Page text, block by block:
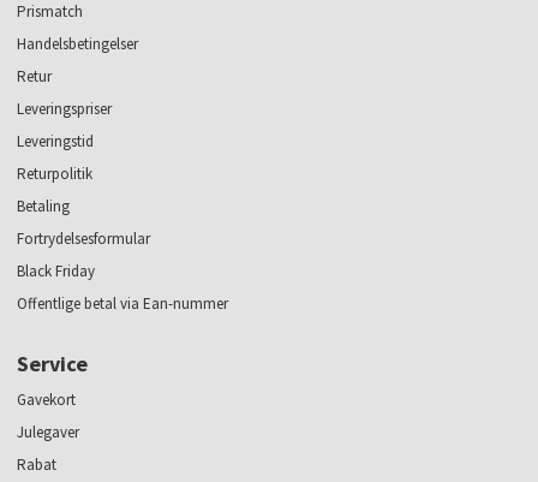
Prismatch
Handelsbetingelser
Retur
Leveringspriser
Leveringstid
Returpolitik
Betaling
Fortrydelsesformular
Black Friday
Offentlige betal via Ean-nummer
Service
Gavekort
Julegaver
Rabat